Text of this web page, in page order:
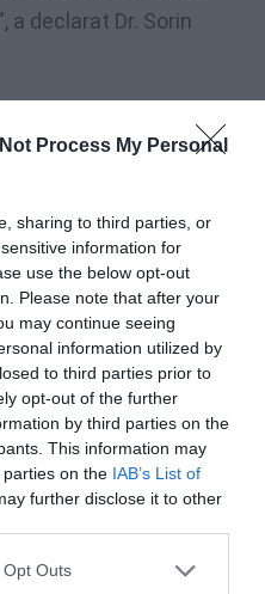
Process My Personal
sharing to third parties, or
information for
use the below opt-out
Please note that after your
may continue seeing
information utilized by
to third parties prior to
opt-out of the further
by third parties on the
This information may
on the IAB’s List of
further disclose it to other
Outs
a declarat Dr. Sorin
de faţă. Putem să ne
teorii ale conspiraţiei
gândeşte-te aşa: dacă
de mult riscul ca oricare
grav sau să
motivaţie pentru a ne
mai repede peste
Vaduva (Spania).
un mesaj comun:
actual, singura
de gravă în care ne